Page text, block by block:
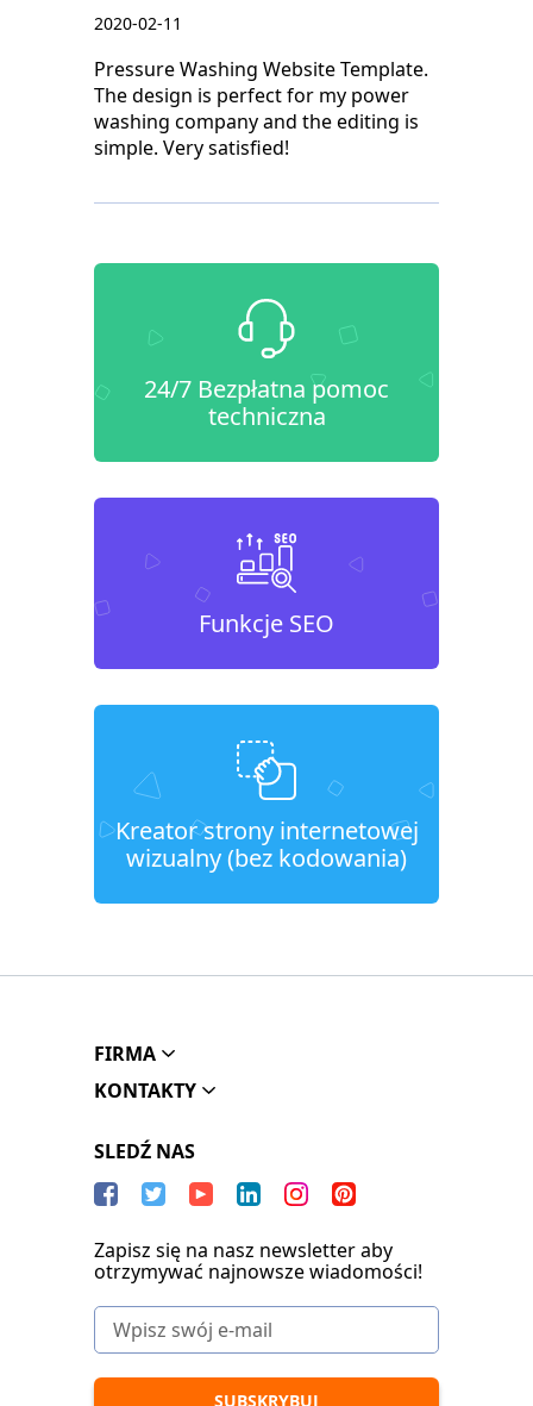
2020-02-11
Pressure Washing Website Template.
The design is perfect for my power
washing company and the editing is
simple. Very satisfied!
24/7 Bezpłatna pomoc
techniczna
Funkcje SEO
Kreator strony internetowej
wizualny (bez kodowania)
FIRMA
KONTAKTY
SLEDŹ NAS
Zapisz się na nasz newsletter aby
otrzymywać najnowsze wiadomości!